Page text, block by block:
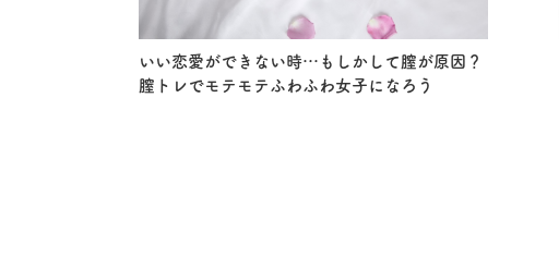
いい恋愛ができない時…もしかして膣が原因？
膣トレでモテモテふわふわ女子になろう